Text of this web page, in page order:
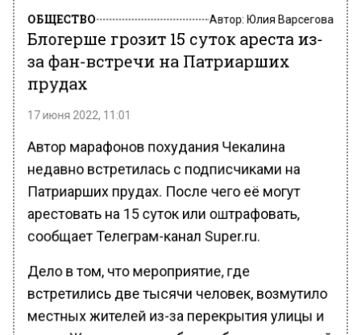
ОБЩЕСТВО Автор:Юлия Варсегова
Блогерше грозит 15 суток ареста из-
за фан-встречи на Патриарших
прудах
17 июня 2022, 11:01
Автор марафонов похудания Чекалина
недавно встретилась с подписчиками на
Патриарших прудах. После чего её могут
арестовать на 15 суток или оштрафовать,
сообщает Телеграм-канал Super.ru.
Дело в том, что мероприятие, где
встретились две тысячи человек, возмутило
местных жителей из-за перекрытия улицы и